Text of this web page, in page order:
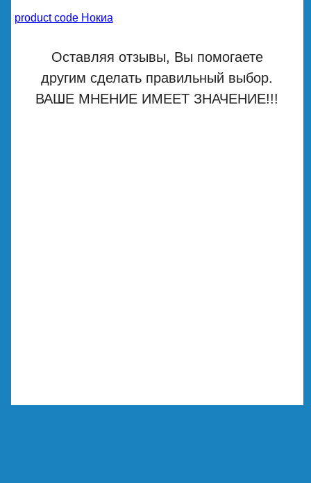
product code Нокиа
Оставляя отзывы, Вы помогаете
другим сделать правильный выбор.
ВАШЕ МНЕНИЕ ИМЕЕТ ЗНАЧЕНИЕ!!!